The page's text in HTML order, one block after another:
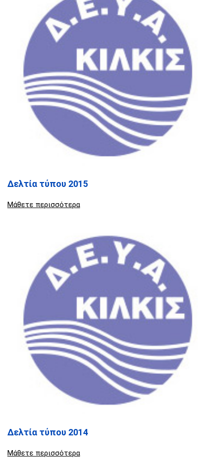
Δελτία τύπου 2015
Μάθετε περισσότερα
Δελτία τύπου 2014
Μάθετε περισσότερα